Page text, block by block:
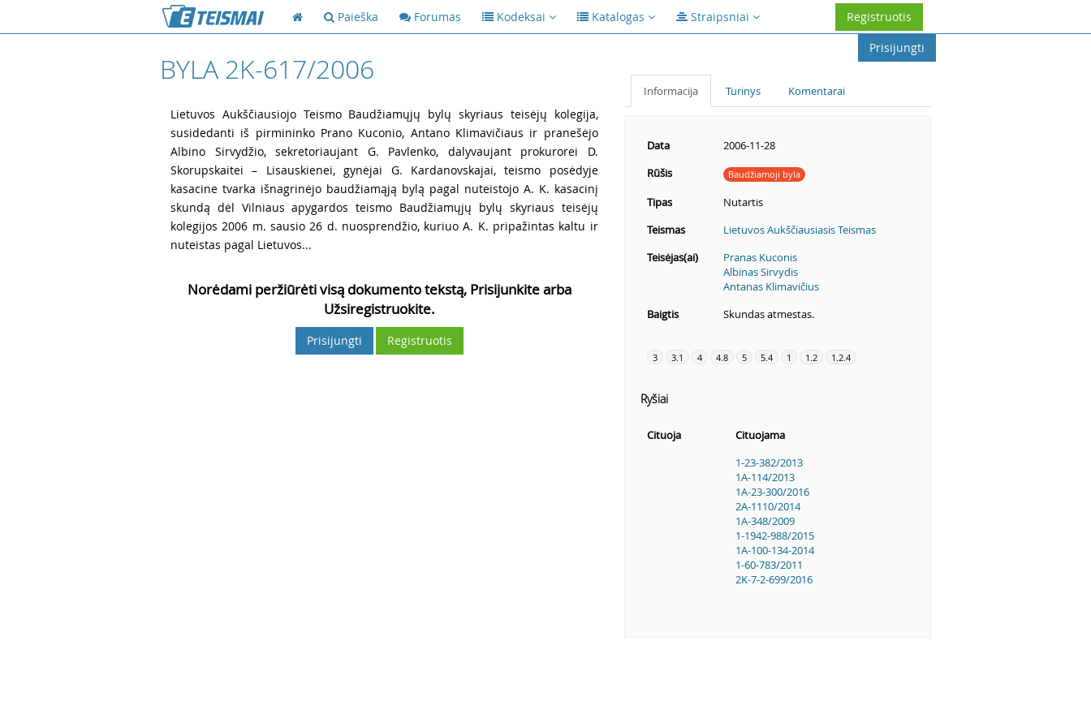
Paieška Forumas Kodeksai Katalogas Straipsniai
Registruotis
Prisijungti
BYLA 2K-617/2006
Lietuvos Aukščiausiojo Teismo Baudžiamųjų bylų skyriaus teisėjų kolegija,
susidedanti iš pirmininko Prano Kuconio, Antano Klimavičiaus ir pranešėjo
Albino Sirvydžio, sekretoriaujant G. Pavlenko, dalyvaujant prokurorei D.
Skorupskaitei – Lisauskienei, gynėjai G. Kardanovskajai, teismo posėdyje
kasacine tvarka išnagrinėjo baudžiamąją bylą pagal nuteistojo A. K. kasacinį
skundą dėl Vilniaus apygardos teismo Baudžiamųjų bylų skyriaus teisėjų
kolegijos 2006 m. sausio 26 d. nuosprendžio, kuriuo A. K. pripažintas kaltu ir
nuteistas pagal Lietuvos...
Norėdami peržiūrėti visą dokumento tekstą, Prisijunkite arba
Užsiregistruokite.
Prisijungti Registruotis
Informacija Turinys Komentarai
Data
2006-11-28
Rūšis
Baudžiamoji byla
Tipas
Nutartis
Teismas
Lietuvos Aukščiausiasis Teismas
Teisėjas(ai)
Pranas Kuconis
Albinas Sirvydis
Antanas Klimavičius
Baigtis
Skundas atmestas.
3 3.1 4 4.8 5 5.4 1 1.2 1.2.4
Ryšiai
Cituoja
Cituojama
1-23-382/2013
1A-114/2013
1A-23-300/2016
2A-1110/2014
1A-348/2009
1-1942-988/2015
1A-100-134-2014
1-60-783/2011
2K-7-2-699/2016